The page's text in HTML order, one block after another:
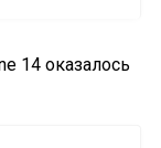
14 оказалось